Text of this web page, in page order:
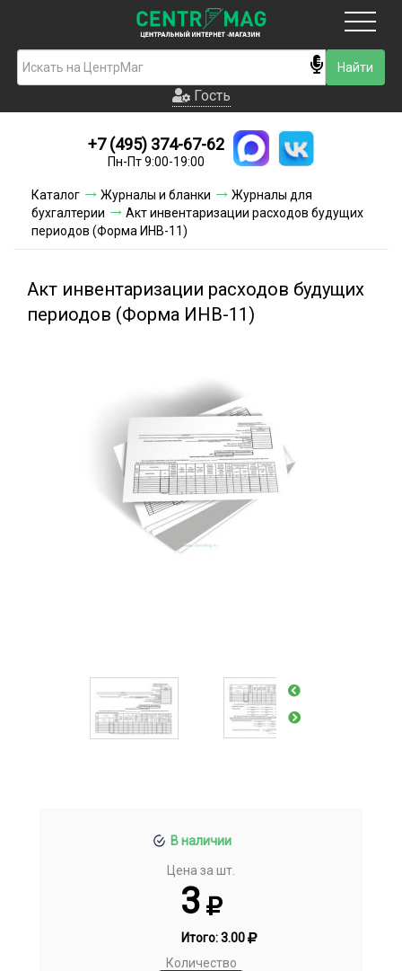
Гость
Новинки
Условия доставки
Условия оплаты
Акции и скидки
Гость
+7 (495) 374-67-62
Пн-Пт 9:00-19:00
Каталог Журналы и бланки
Журналы для
бухгалтерии
Акт инвентаризации расходов будущих
периодов (Форма ИНВ-11)
Акт инвентаризации расходов будущих
периодов (Форма ИНВ-11)
В наличии
Цена за шт.
3
Итого:3.00
Количество